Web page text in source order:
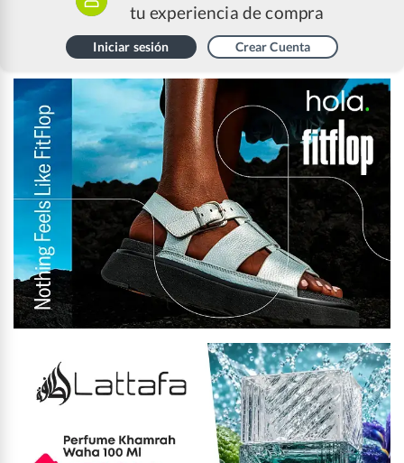
tu experiencia de compra
Iniciar sesión Crear Cuenta